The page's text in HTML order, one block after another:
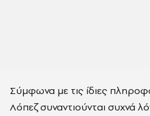
Σύμφωνα με τις ίδιες
Λόπεζ συναντιούνται συχνά